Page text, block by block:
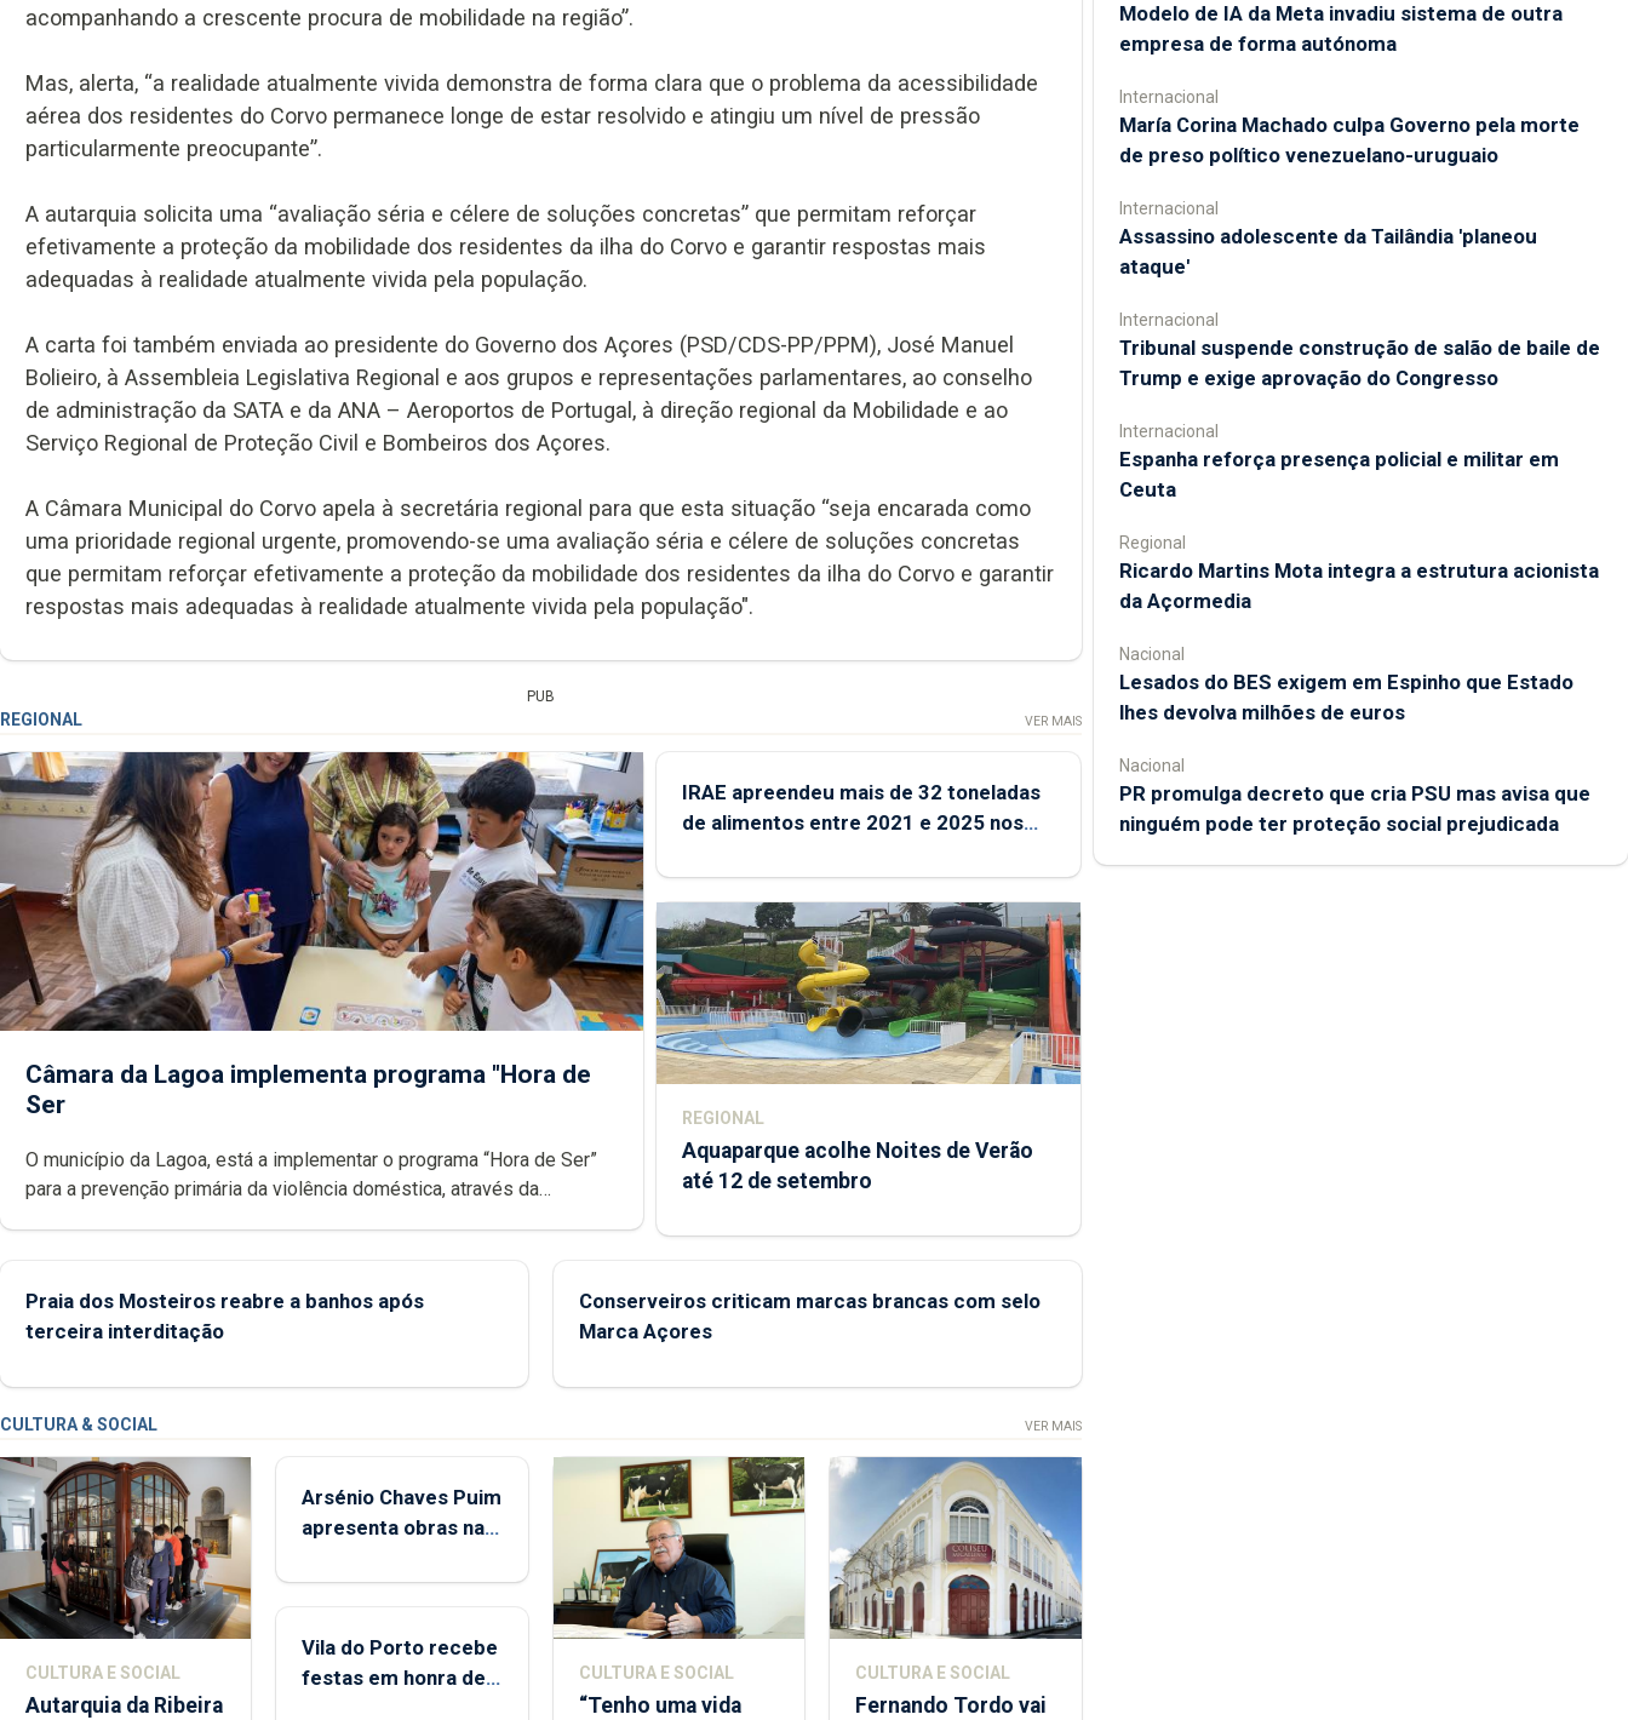
acompanhando a crescente procura de mobilidade na região”.
Mas, alerta, “a realidade atualmente vivida demonstra de forma clara que o problema da acessibilidade
aérea dos residentes do Corvo permanece longe de estar resolvido e atingiu um nível de pressão
particularmente preocupante”.
A autarquia solicita uma “avaliação séria e célere de soluções concretas” que permitam reforçar
efetivamente a proteção da mobilidade dos residentes da ilha do Corvo e garantir respostas mais
adequadas à realidade atualmente vivida pela população.
A carta foi também enviada ao presidente do Governo dos Açores (PSD/CDS-PP/PPM), José Manuel
Bolieiro, à Assembleia Legislativa Regional e aos grupos e representações parlamentares, ao conselho
de administração da SATA e da ANA – Aeroportos de Portugal, à direção regional da Mobilidade e ao
Serviço Regional de Proteção Civil e Bombeiros dos Açores.
A Câmara Municipal do Corvo apela à secretária regional para que esta situação “seja encarada como
uma prioridade regional urgente, promovendo-se uma avaliação séria e célere de soluções concretas
que permitam reforçar efetivamente a proteção da mobilidade dos residentes da ilha do Corvo e garantir
respostas mais adequadas à realidade atualmente vivida pela população".
PUB
REGIONAL VER MAIS
Câmara da Lagoa implementa programa "Hora de
Ser
O município da Lagoa, está a implementar o programa “Hora de Ser”
para a prevenção primária da violência doméstica, através da
IRAE apreendeu mais de 32 toneladas
de alimentos entre 2021 e 2025 nos
REGIONAL
Aquaparque acolhe Noites de Verão
até 12 de setembro
Praia dos Mosteiros reabre a banhos após
terceira interditação
Conserveiros criticam marcas brancas com selo
Marca Açores
CULTURA & SOCIAL VER MAIS
CULTURA E SOCIAL
Autarquia da Ribeira
Arsénio Chaves Puim
apresenta obras na
Porto
Vila do Porto recebe
festas em honra de
CULTURA E SOCIAL
“Tenho uma vida
CULTURA E SOCIAL
Fernando Tordo vai
Modelo de IA da Meta invadiu sistema de outra
empresa de forma autónoma
Internacional
María Corina Machado culpa Governo pela morte
de preso político venezuelano-uruguaio
Internacional
Assassino adolescente da Tailândia 'planeou
ataque'
Internacional
Tribunal suspende construção de salão de baile de
Trump e exige aprovação do Congresso
Internacional
Espanha reforça presença policial e militar em
Ceuta
Regional
Ricardo Martins Mota integra a estrutura acionista
da Açormedia
Nacional
Lesados do BES exigem em Espinho que Estado
lhes devolva milhões de euros
Nacional
PR promulga decreto que cria PSU mas avisa que
ninguém pode ter proteção social prejudicada